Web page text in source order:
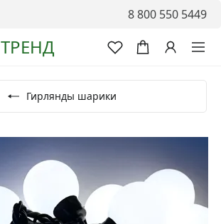
ТРЕНД
8 800 550 5449
Гирлянды шарики